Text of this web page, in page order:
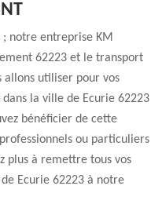
; notre entreprise KM
62223 et le transport
allons utiliser pour vos
la ville de Ecurie 62223
bénéficier de cette
ou particuliers
plus à remettre tous vos
Ecurie 62223 à notre